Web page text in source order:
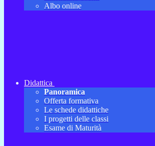
Albo online
Didattica
Panoramica
Offerta formativa
Le schede didattiche
I progetti delle classi
Esame di Maturità